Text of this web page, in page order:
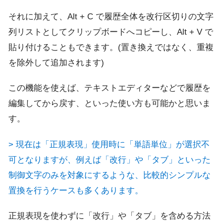
それに加えて、Alt + C で履歴全体を改行区切りの文字
列リストとしてクリップボードへコピーし、Alt + V で
貼り付けることもできます。(置き換えではなく、重複
を除外して追加されます)
この機能を使えば、テキストエディターなどで履歴を
編集してから戻す、といった使い方も可能かと思いま
す。
> 現在は「正規表現」使用時に「単語単位」が選択不
可となりますが、例えば「改行」や「タブ」といった
制御文字のみを対象にするような、比較的シンプルな
置換を行うケースも多くあります。
正規表現を使わずに「改行」や「タブ」を含める方法